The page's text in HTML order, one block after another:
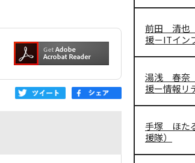
前田 清也
援－ITイン
湯浅 春奈
援ー情報リ
手塚 ほた
援隊）